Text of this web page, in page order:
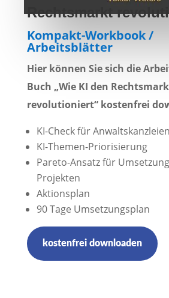
Rechtsmarkt
Kompakt-Workbook /
Arbeitsblätter
Hier können Sie sich die
Buch „Wie KI den
revolutioniert“ kostenfrei
KI-Check für Anwaltskanzleien
KI-Themen-Priorisierung
Pareto-Ansatz für
Projekten
Aktionsplan
90 Tage Umsetzungsplan
kostenfrei downloaden